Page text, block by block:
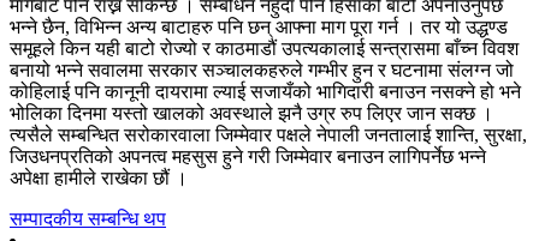
मार्गबाट पनि राख्न सकिन्छ । सम्बोधन नहुँदा पनि हिंसाको बाटो अपनाउनुपर्छ
भन्ने छैन, विभिन्न अन्य बाटाहरु पनि छन् आफ्ना माग पूरा गर्न । तर यो उद्धण्ड
समूहले किन यही बाटो रोज्यो र काठमाडौं उपत्यकालाई सन्त्रासमा बाँच्न विवश
बनायो भन्ने सवालमा सरकार सञ्चालकहरुले गम्भीर हुन र घटनामा संलग्न जो
कोहिलाई पनि कानूनी दायरामा ल्याई सजायँको भागिदारी बनाउन नसक्ने हो भने
भोलिका दिनमा यस्तो खालको अवस्थाले झनै उग्र रुप लिएर जान सक्छ ।
त्यसैले सम्बन्धित सरोकारवाला जिम्मेवार पक्षले नेपाली जनतालाई शान्ति, सुरक्षा,
जिउधनप्रतिको अपनत्व महसुस हुने गरी जिम्मेवार बनाउन लागिपर्नेछ भन्ने
अपेक्षा हामीले राखेका छौं ।
सम्पादकीय सम्बन्धि थप